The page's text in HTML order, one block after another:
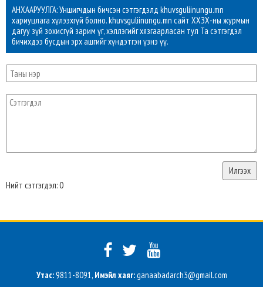
АНХААРУУЛГА: Уншигчдын бичсэн сэтгэгдэлд khuvsguliinungu.mn
хариуцлага хүлээхгүй болно. khuvsguliinungu.mn сайт ХХЗХ-ны журмын
дагуу зүй зохисгүй зарим үг, хэллэгийг хязгаарласан тул Та сэтгэгдэл
бичихдээ бусдын эрх ашгийг хүндэтгэн үзнэ үү.
Нийт сэтгэгдэл: 0
Утас:9811-8091, Имэйл хаяг:ganaabadarch3@gmail.com